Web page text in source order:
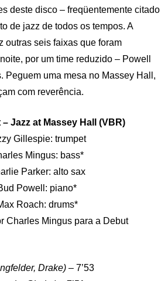
deste disco – freqüentemente citado
de jazz de todos os tempos. A
outras seis faixas que foram
por um time reduzido – Powell
Peguem uma mesa no Massey Hall,
com reverência.
Jazz at Massey Hall (VBR)
Gillespie: trumpet
Mingus: bass*
Parker: alto sax
Powell: piano*
Roach: drums*
Charles Mingus para a Debut
Drake) – 7’53